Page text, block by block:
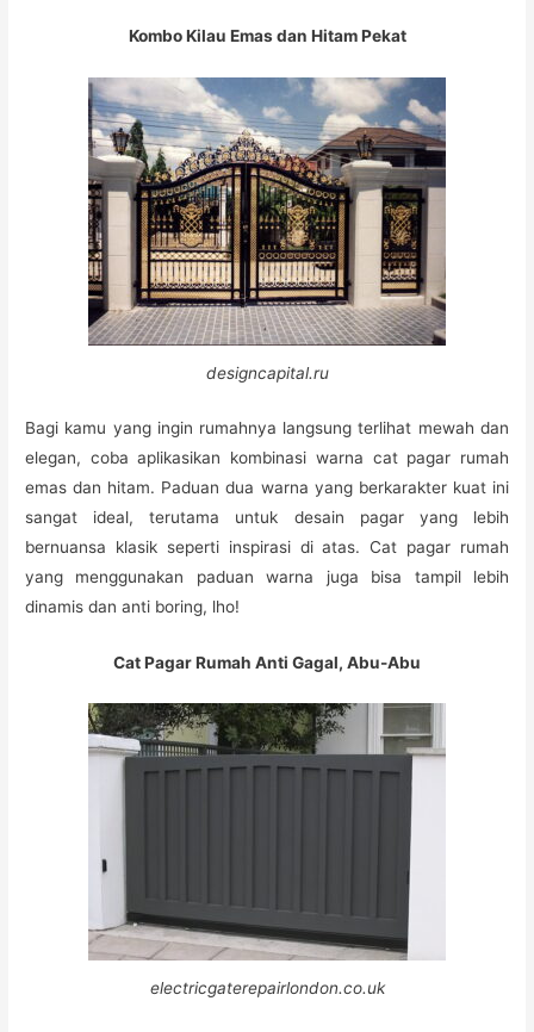
Kombo Kilau Emas dan Hitam Pekat
designcapital.ru
Bagi kamu yang ingin rumahnya langsung terlihat mewah dan
elegan, coba aplikasikan kombinasi warna cat pagar rumah
emas dan hitam. Paduan dua warna yang berkarakter kuat ini
sangat ideal, terutama untuk desain pagar yang lebih
bernuansa klasik seperti inspirasi di atas. Cat pagar rumah
yang menggunakan paduan warna juga bisa tampil lebih
dinamis dan anti boring, lho!
Cat Pagar Rumah Anti Gagal, Abu-Abu
electricgaterepairlondon.co.uk